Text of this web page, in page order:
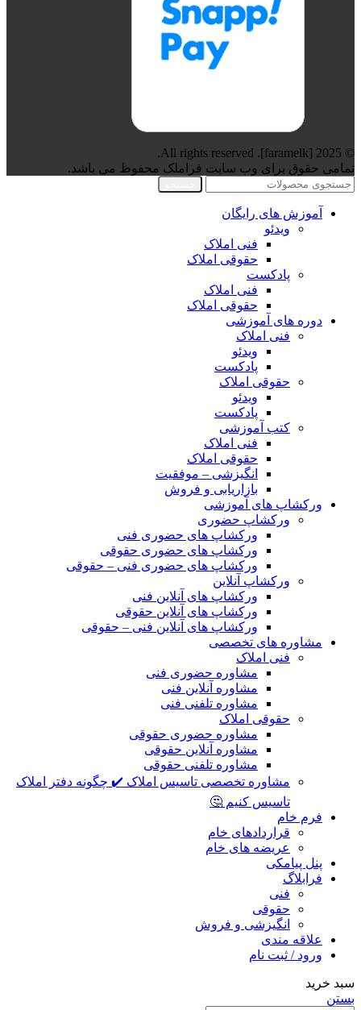
© 2025 [faramelk]. All rights reserved.
تمامی حقوق برای وب سایت فراملک محفوظ می باشد.
آموزش های رایگان
ویدئو
فنی املاک
حقوقی املاک
پادکست
فنی املاک
حقوقی املاک
دوره های آموزشی
فنی املاک
ویدئو
پادکست
حقوقی املاک
ویدئو
پادکست
کتب آموزشی
فنی املاک
حقوقی املاک
انگیزشی – موفقیت
بازاریابی و فروش
ورکشاپ های آموزشی
ورکشاپ حضوری
ورکشاپ های حضوری فنی
ورکشاپ های حضوری حقوقی
ورکشاپ های حضوری فنی – حقوقی
ورکشاپ آنلاین
ورکشاپ های آنلاین فنی
ورکشاپ های آنلاین حقوقی
ورکشاپ های آنلاین فنی – حقوقی
مشاوره های تخصصی
فنی املاک
مشاوره حضوری فنی
مشاوره آنلاین فنی
مشاوره تلفنی فنی
حقوقی املاک
مشاوره حضوری حقوقی
مشاوره آنلاین حقوقی
مشاوره تلفنی حقوقی
مشاوره تخصصی تاسیس املاک ✔️ چگونه دفتر املاک
تاسیس کنیم 🤔
فرم خام
قراردادهای خام
عریضه های خام
پنل پیامکی
فرابلاگ
فنی
حقوقی
انگیزشی و فروش
علاقه مندی
ورود / ثبت نام
سبد خرید
بستن